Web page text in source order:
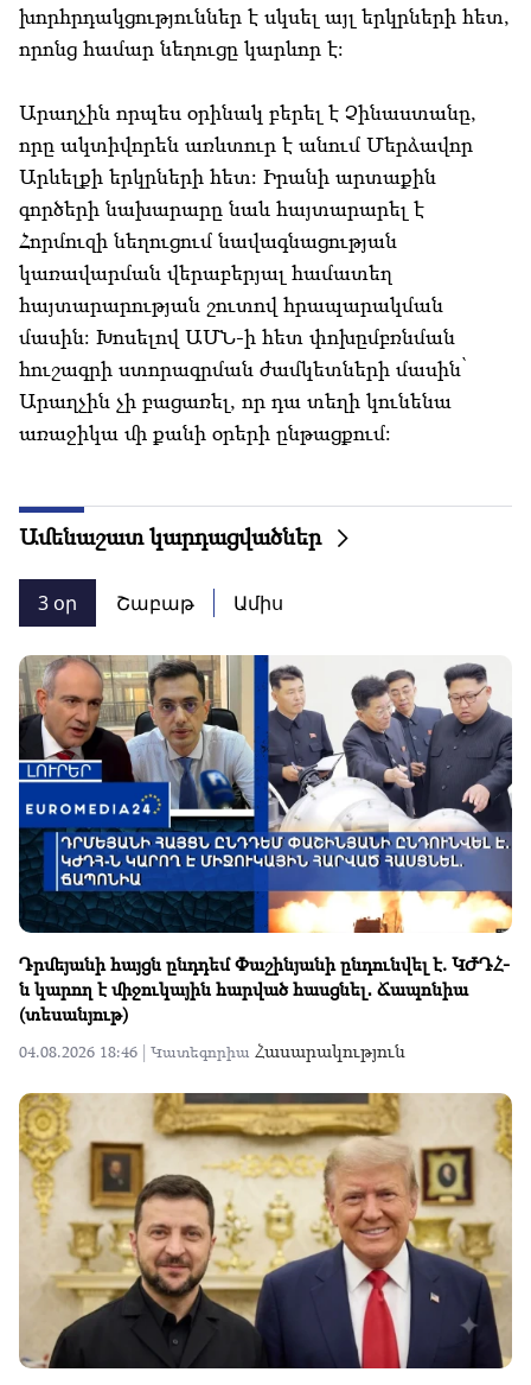
խորհրդակցություններ է սկսել այլ երկրների հետ,
որոնց համար նեղուցը կարևոր է:
Արաղչին որպես օրինակ բերել է Չինաստանը,
որը ակտիվորեն առևտուր է անում Մերձավոր
Արևելքի երկրների հետ: Իրանի արտաքին
գործերի նախարարը նաև հայտարարել է
Հորմուզի նեղուցում նավագնացության
կառավարման վերաբերյալ համատեղ
հայտարարության շուտով հրապարակման
մասին: Խոսելով ԱՄՆ-ի հետ փոխըմբռնման
հուշագրի ստորագրման ժամկետների մասին՝
Արաղչին չի բացառել, որ դա տեղի կունենա
առաջիկա մի քանի օրերի ընթացքում:
Ամենաշատ կարդացվածներ
3 օր Շաբաթ Ամիս
Դրմեյանի հայցն ընդդեմ Փաշինյանի ընդունվել է. ԿԺԴՀ-
ն կարող է միջուկային հարված հասցնել․ Ճապոնիա
(տեսանյութ)
04.08.2026 18:46 | Կատեգորիա Հասարակություն